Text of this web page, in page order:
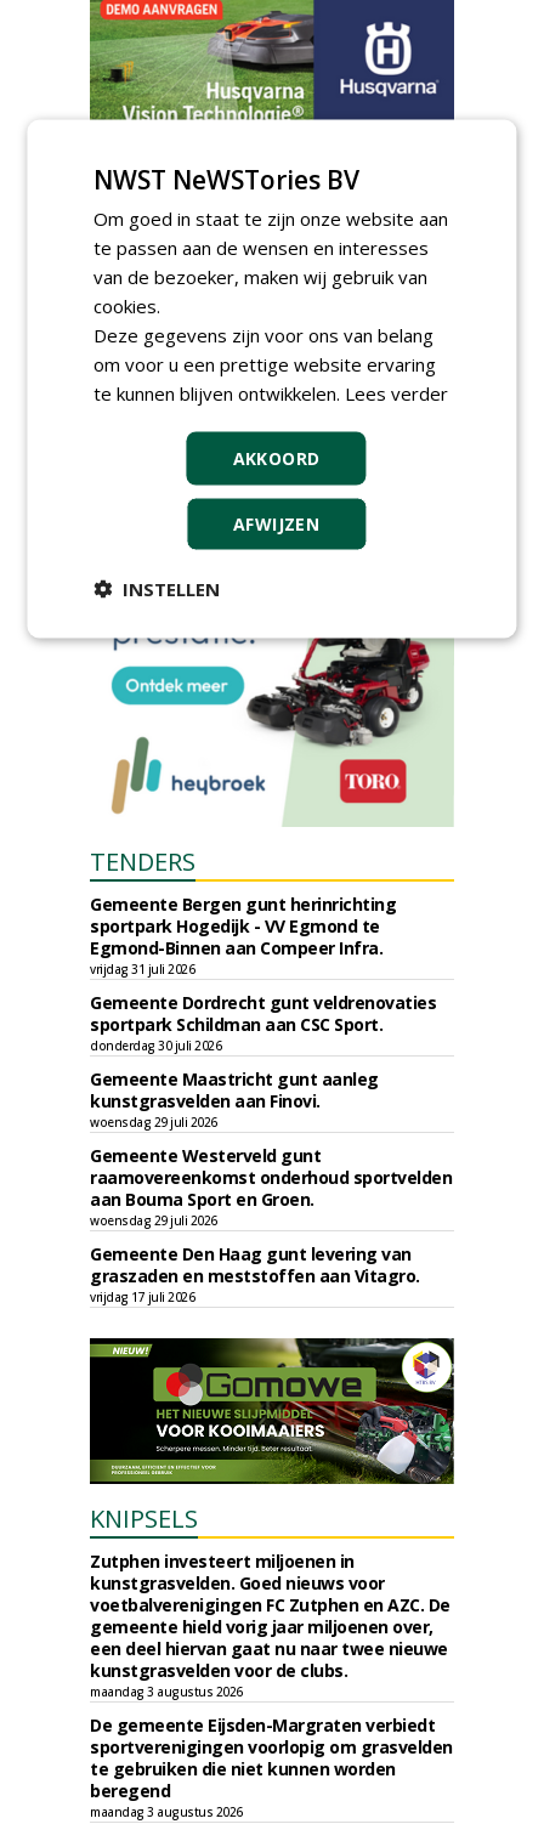
AGENDA
Klankbordsessies moeten
bijdragen aan uniform
aanbesteden van duurzame
kunstgrasvelden
Nationale Grasdag strijkt
neer in MAC³PARK Stadion
van PEC Zwolle
Save the Date: Green Gala op
woensdag 2 december
woensdag 2 december 2026
TENDERS
Gemeente Bergen gunt herinrichting
sportpark Hogedijk - VV Egmond te
Egmond-Binnen aan Compeer Infra.
vrijdag 31 juli 2026
Gemeente Dordrecht gunt veldrenovaties
sportpark Schildman aan CSC Sport.
donderdag 30 juli 2026
Gemeente Maastricht gunt aanleg
kunstgrasvelden aan Finovi.
woensdag 29 juli 2026
Gemeente Westerveld gunt
raamovereenkomst onderhoud sportvelden
aan Bouma Sport en Groen.
woensdag 29 juli 2026
Gemeente Den Haag gunt levering van
graszaden en meststoffen aan Vitagro.
vrijdag 17 juli 2026
KNIPSELS
Zutphen investeert miljoenen in
kunstgrasvelden. Goed nieuws voor
voetbalverenigingen FC Zutphen en AZC. De
gemeente hield vorig jaar miljoenen over,
een deel hiervan gaat nu naar twee nieuwe
kunstgrasvelden voor de clubs.
maandag 3 augustus 2026
De gemeente Eijsden-Margraten verbiedt
sportverenigingen voorlopig om grasvelden
te gebruiken die niet kunnen worden
beregend
maandag 3 augustus 2026
NWST NeWSTories BV
Om goed in staat te zijn onze website aan
te passen aan de wensen en interesses
van de bezoeker, maken wij gebruik van
cookies.
Deze gegevens zijn voor ons van belang
om voor u een prettige website ervaring
te kunnen blijven ontwikkelen. Lees verder
AKKOORD
AFWIJZEN
INSTELLEN